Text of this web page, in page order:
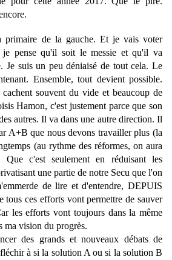
primaire de la gauche. Et je vais voter
pense qu'il soit le messie et qu'il va
Je suis un peu déniaisé de tout cela. Le
Ensemble, tout devient possible.
souvent du vide et beaucoup de
Hamon, c'est justement parce que son
autres. Il va dans une autre direction. Il
A+B que nous devons travailler plus (la
(au rythme des réformes, on aura
c'est seulement en réduisant les
une partie de notre Secu que l'on
de lire et d'entendre, DEPUIS
ces efforts vont permettre de sauver
les efforts vont toujours dans la même
ma vision du progrès.
des grands et nouveaux débats de
à si la solution A ou si la solution B